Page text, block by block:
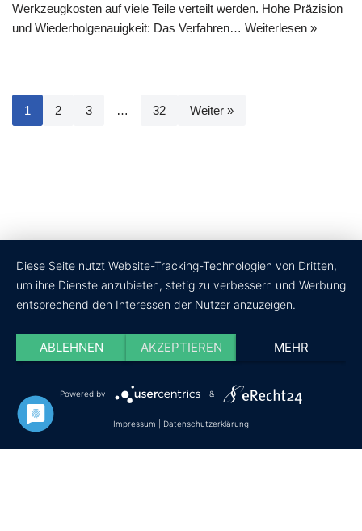
Werkzeugkosten auf viele Teile verteilt werden. Hohe Präzision
und Wiederholgenauigkeit: Das Verfahren… Weiterlesen »
1 2 3 … 32 Weiter »
Datenschutz Impressum Cookie-Einstellungen
© Copyright - wir-testen-du-kaufst.de
Diese Seite nutzt Website-Tracking-Technologien von Dritten,
um ihre Dienste anzubieten, stetig zu verbessern und Werbung
entsprechend den Interessen der Nutzer anzuzeigen.
ABLEHNEN AKZEPTIEREN MEHR
Powered by &
Impressum Datenschutzerklärung